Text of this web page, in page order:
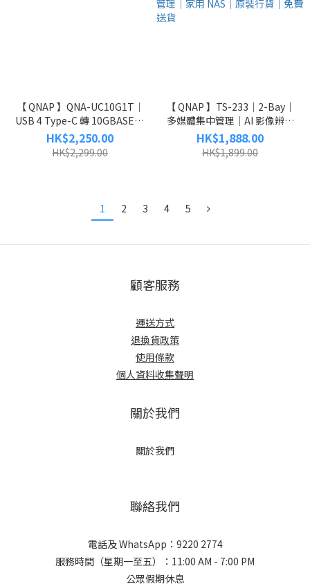
【 QNAP 】QNA-UC10G1T｜
USB 4 Type-C 轉 10GBASE-T
RJ45 網路轉換器，相容 USB 4
及 Thunderbolt™ 3/4 埠｜2 年
保養
HK$2,250.00
HK$2,299.00
【 QNAP 】TS-233｜2-Bay｜
多媒體集中管理｜AI 影像辨識
｜家庭娛樂中心｜安全遠端存
取｜快照保護對抗
Ransomware｜安全性管理｜
HK$1,888.00
HK$1,899.00
1 2 3 4 5
顧客服務
運送方式
退換貨政策
使用條款
個人資料收集聲明
關於我們
關於我們
聯絡我們
電話及 WhatsApp：9220 2774
服務時間（星期一至五）：11:00 AM - 7:00 PM
公眾假期休息